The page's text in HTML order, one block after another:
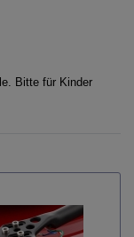
Bitte für Kinder